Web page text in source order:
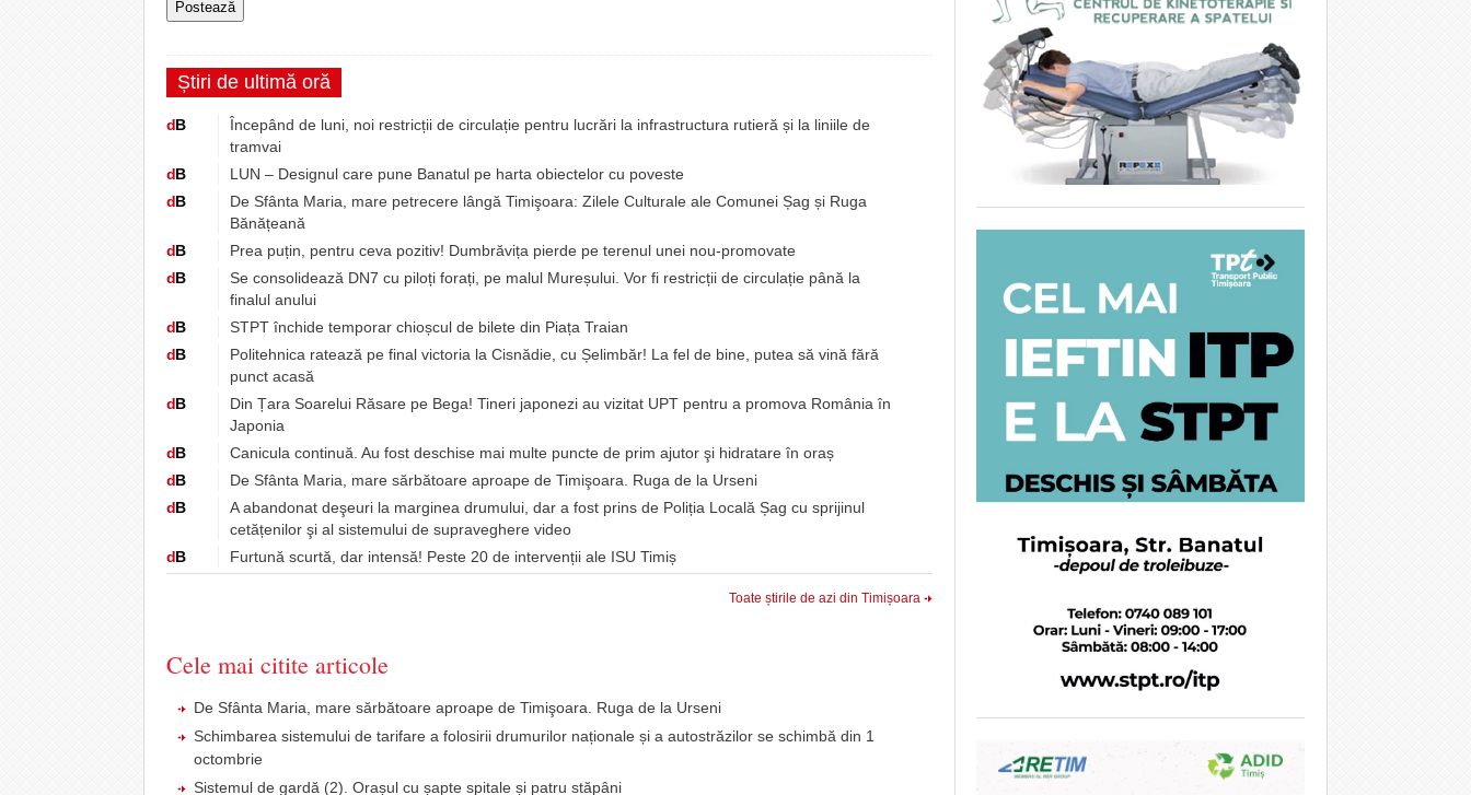
Știri de ultimă oră
dB
Începând de luni, noi restricții de circulație pentru lucrări la infrastructura rutieră și la liniile de
tramvai
dB
LUN – Designul care pune Banatul pe harta obiectelor cu poveste
dB
De Sfânta Maria, mare petrecere lângă Timişoara: Zilele Culturale ale Comunei Șag și Ruga
Bănățeană
dB
Prea puțin, pentru ceva pozitiv! Dumbrăvița pierde pe terenul unei nou-promovate
dB
Se consolidează DN7 cu piloți forați, pe malul Mureșului. Vor fi restricții de circulație până la
finalul anului
dB
STPT închide temporar chioșcul de bilete din Piața Traian
dB
Politehnica ratează pe final victoria la Cisnădie, cu Șelimbăr! La fel de bine, putea să vină fără
punct acasă
dB
Din Țara Soarelui Răsare pe Bega! Tineri japonezi au vizitat UPT pentru a promova România în
Japonia
dB
Canicula continuă. Au fost deschise mai multe puncte de prim ajutor şi hidratare în oraș
dB
De Sfânta Maria, mare sărbătoare aproape de Timişoara. Ruga de la Urseni
dB
A abandonat deşeuri la marginea drumului, dar a fost prins de Poliția Locală Șag cu sprijinul
cetățenilor şi al sistemului de supraveghere video
dB Furtună scurtă, dar intensă! Peste 20 de intervenții ale ISU Timiș
Toate știrile de azi din Timișoara
Cele mai citite articole
De Sfânta Maria, mare sărbătoare aproape de Timişoara. Ruga de la Urseni
Schimbarea sistemului de tarifare a folosirii drumurilor naționale și a autostrăzilor se schimbă din 1
octombrie
Sistemul de gardă (2). Orașul cu șapte spitale și patru stăpâni